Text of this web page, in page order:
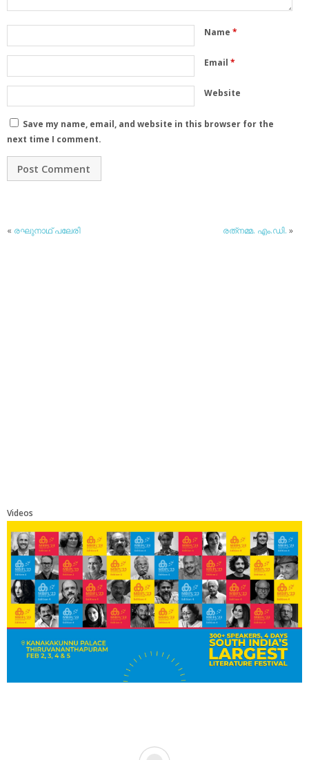
Name *
Email *
Website
Save my name, email, and website in this browser for the
next time I comment.
« രഘുനാഥ് പലേരി രത്‌നമ്മ. എം.ഡി. »
Videos